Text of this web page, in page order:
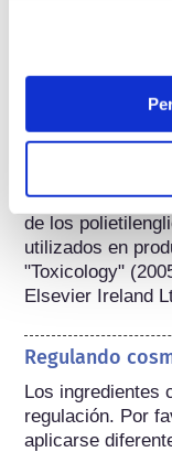
hidrosolubles y
adecuados para
glicerol en
cabello, como
Información
Claudia Fruijtier-
de los
utilizados en
"Toxicology"
Elsevier Ireland
Regulando
Los ingredientes
regulación. Por
aplicarse